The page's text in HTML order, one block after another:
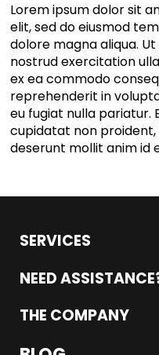
Lorem ipsum dolor sit
elit, sed do eiusmod
dolore magna aliqua.
nostrud exercitation
ex ea commodo
reprehenderit in
eu fugiat nulla
cupidatat non proident,
deserunt mollit anim id
SERVICES
NEED
THE COMPANY